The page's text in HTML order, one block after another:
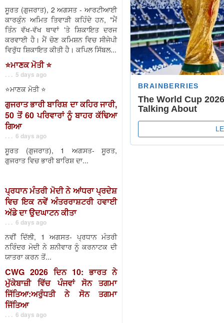
ਸੂਰਤ (ਗੁਜਰਾਤ), 2 ਅਗਸਤ - ਆਰਟੀਆਈ
ਕਾਰਕੁੰਨ ਅਮਿਤ ਤਿਵਾੜੀ ਕਹਿੰਦੇ ਹਨ, "ਮੈਂ
ਤਿੰਨ ਵੱਖ-ਵੱਖ ਥਾਵਾਂ 'ਤੇ ਸ਼ਿਕਾਇਤ ਦਰਜ
ਕਰਵਾਈ ਹੈ। ਮੈਂ ਚੋਣ ਕਮਿਸ਼ਨ ਵਿਚ ਸੀਜੇਪੀ
ਵਿਰੁੱਧ ਸ਼ਿਕਾਇਤ ਕੀਤੀ ਹੈ। ਕਪਿਲ ਸਿੱਬਲ...
⭐️ਮਾਣਕ ਮੋਤੀ ⭐️
. . . 5 days ago
⭐️ਮਾਣਕ ਮੋਤੀ ⭐️
ਗੁਜਰਾਤ ਭਾਰੀ ਬਾਰਿਸ਼ ਦਾ ਕਹਿਰ ਜਾਰੀ,
50 ਤੋਂ 60 ਪਰਿਵਾਰਾਂ ਨੂੰ ਬਾਹਰ ਕੱਢਿਆ
ਗਿਆ
. . . 6 days ago
ਸੂਰਤ (ਗੁਜਰਾਤ), 1 ਅਗਸਤ- ਸੂਰਤ,
ਗੁਜਰਾਤ ਵਿਚ ਭਾਰੀ ਬਾਰਿਸ਼ ਦਾ...
ਪ੍ਰਧਾਨ ਮੰਤਰੀ ਮੋਦੀ ਨੇ ਆਂਧਰਾ ਪ੍ਰਦੇਸ਼
ਵਿਚ ਇਕ ਨਵੇਂ ਅੰਤਰਰਾਸ਼ਟਰੀ ਹਵਾਈ
ਅੱਡੇ ਦਾ ਉਦਘਾਟਨ ਕੀਤਾ
. . . 6 days ago
ਨਵੀਂ ਦਿੱਲੀ, 1 ਅਗਸਤ- ਪ੍ਰਧਾਨ ਮੰਤਰੀ
ਨਰਿੰਦਰ ਮੋਦੀ ਨੇ ਸ਼ਨੀਵਾਰ ਨੂੰ ਕਰਨਾਟਕ ਦੀ
ਯਾਤਰਾ ਕਰਨ ਤੋਂ...
CWG 2026 ਦਿਨ 10: ਭਾਰਤ ਨੇ
ਮੁੱਕੇਬਾਜ਼ੀ ਵਿੱਚ ਪੰਜਵਾਂ ਸੋਨ ਤਗਮਾ
ਜਿੱਤਿਆ:ਅਰੁੰਧਤੀ ਨੇ ਸੋਨ ਤਗਮਾ
ਜਿੱਤਿਆ
. . . 6 days ago